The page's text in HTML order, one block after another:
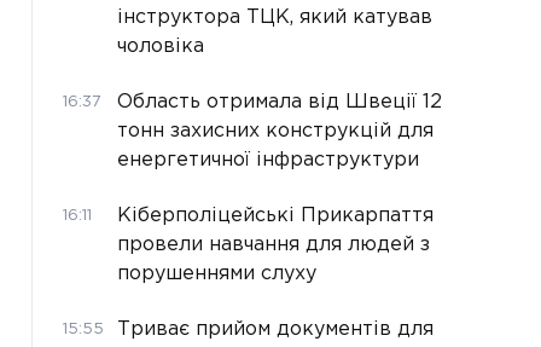
інструктора ТЦК, який катував
чоловіка
16:37
Область отримала від Швеції 12
тонн захисних конструкцій для
енергетичної інфраструктури
16:11
Кіберполіцейські Прикарпаття
провели навчання для людей з
порушеннями слуху
15:55
Триває прийом документів для